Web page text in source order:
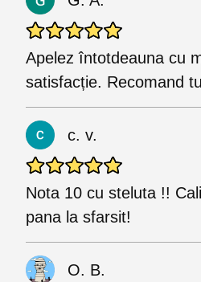
Apelez întotdeauna cu
satisfacție. Recomand
c. v.
Nota 10 cu steluta !!
pana la sfarsit!
O. B.